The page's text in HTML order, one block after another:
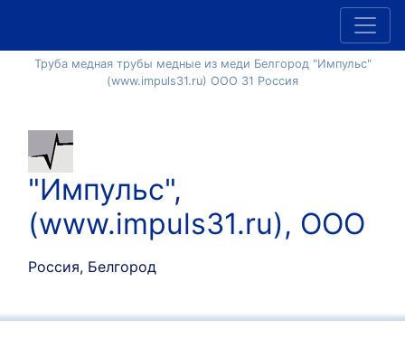
Труба медная трубы медные из меди Белгород "Импульс"
(www.impuls31.ru) ООО 31 Россия
"Импульс",
(www.impuls31.ru), ООО
Россия, Белгород